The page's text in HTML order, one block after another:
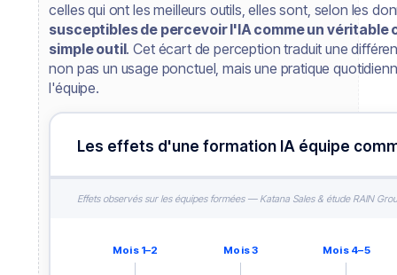
celles qui ont les meilleurs outils, elles sont, selon les
susceptibles de percevoir l'IA comme un véritable
simple outil. Cet écart de perception traduit une
non pas un usage ponctuel, mais une pratique
l'équipe.
Les effets d'une formation IA équipe
Mois 1–2 Mois 3 Mois 4–5
Effets observés sur les équipes formées — Katana Sales & étude RAIN